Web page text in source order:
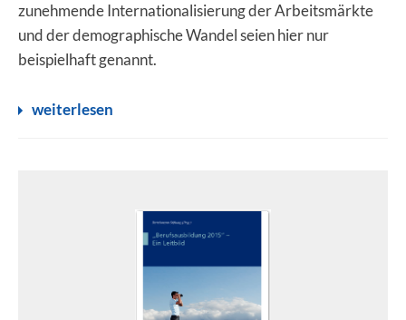
zunehmende Internationalisierung der Arbeitsmärkte
und der demographische Wandel seien hier nur
beispielhaft genannt.
weiterlesen